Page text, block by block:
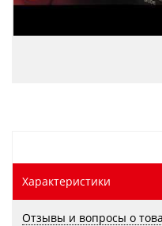
Характеристики
Отзывы и вопросы о